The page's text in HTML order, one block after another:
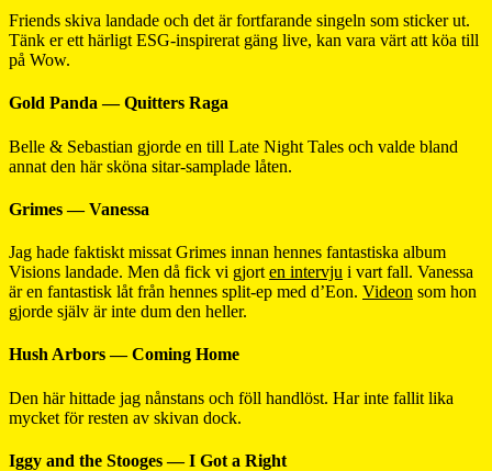
Friends skiva landade och det är fortfarande singeln som sticker ut.
Tänk er ett härligt ESG-inspirerat gäng live, kan vara värt att köa till
på Wow.
Gold Panda — Quitters Raga
Belle & Sebastian gjorde en till Late Night Tales och valde bland
annat den här sköna sitar-samplade låten.
Grimes — Vanessa
Jag hade faktiskt missat Grimes innan hennes fantastiska album
Visions landade. Men då fick vi gjort en intervju i vart fall. Vanessa
är en fantastisk låt från hennes split-ep med d’Eon. Videon som hon
gjorde själv är inte dum den heller.
Hush Arbors — Coming Home
Den här hittade jag nånstans och föll handlöst. Har inte fallit lika
mycket för resten av skivan dock.
Iggy and the Stooges — I Got a Right